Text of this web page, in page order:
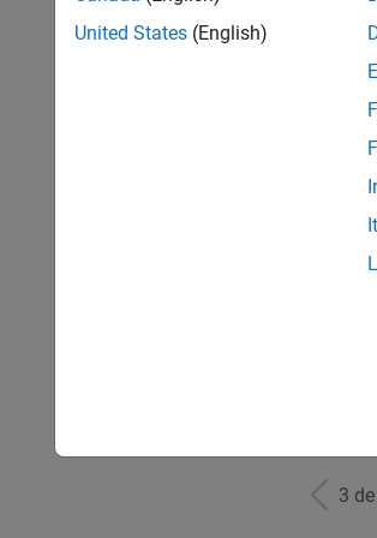
3 de
United States (English)